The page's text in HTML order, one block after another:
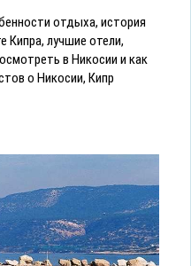
отдыха, история
Кипра, лучшие отели,
в Никосии и как
о Никосии, Кипр